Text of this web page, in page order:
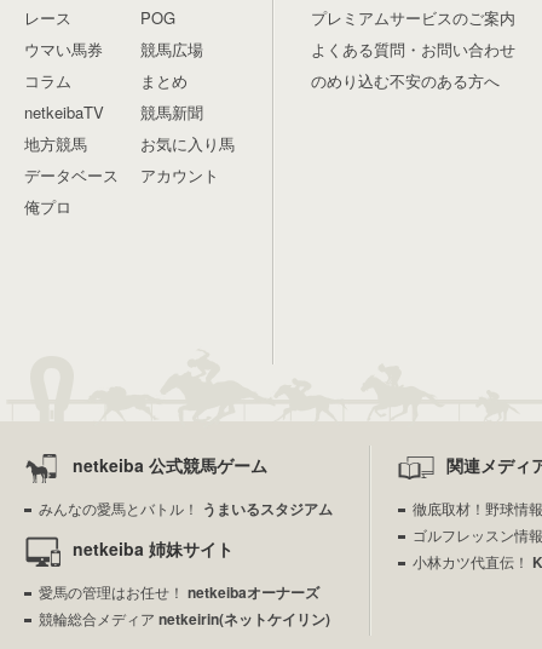
レース
ウマい馬券
コラム
netkeibaTV
地方競馬
データベース
俺プロ
POG
競馬広場
まとめ
競馬新聞
お気に入り馬
アカウント
プレミアムサービスのご案内
よくある質問・お問い合わせ
のめり込む不安のある方へ
netkeiba 公式競馬ゲーム
みんなの愛馬とバトル！ うまいるスタジアム
netkeiba 姉妹サイト
愛馬の管理はお任せ！ netkeibaオーナーズ
競輪総合メディア netkeirin(ネットケイリン)
関連メディ
徹底取材！野球情
ゴルフレッスン情
小林カツ代直伝！